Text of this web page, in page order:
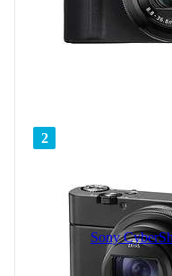
2
Sony